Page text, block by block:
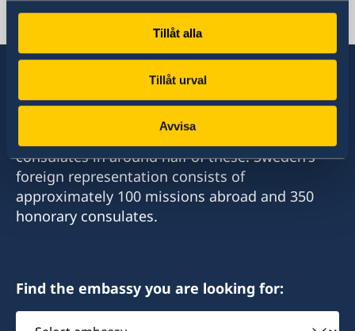
Tillåt alla
Tillåt urval
Avvisa
〒060-0807 札幌市北区北7条西1丁目2-6 NCO
札幌14階 デラバル株式会社内
名誉領事館への訪問の際は、事前にEメールでの予
約が必要です。
sweden-sapporo@delaval.com
電話受付時間：
平日（日本の祝日を除く） 10:00～12:00
電話 011-738-2319
名誉領事館ではビザに関するお問合せ、書類請
求、申請はできません。
管轄区域： 北海道
福岡
+81 92 942 0511
Fax numbers
+81 92 942 3761
〒811-3134福岡県古賀市青柳3108-3
当面の間、名誉領事館への訪問の際は事前にEメー
ルでの予約が必要です。
電話受付時間：
平日9:00～12:00 13:00～17:00
名誉領事館ではビザに関するお問合せ、書類請
Phone numbers
+81 78 351 0880
〒650-0023 神戸市中央区栄町通4‐2‐18
当面の間、名誉領事館への訪問の際は事前にEメー
shinden-ayana@kinkikogyo.co.jp
電話受付時間：
Sweden has diplomatic relations with almost
all states in the world, with embassies and
consulates in around half of these. Sweden's
foreign representation consists of
approximately 100 missions abroad and 350
honorary consulates.
Find the embassy you are looking for:
Select